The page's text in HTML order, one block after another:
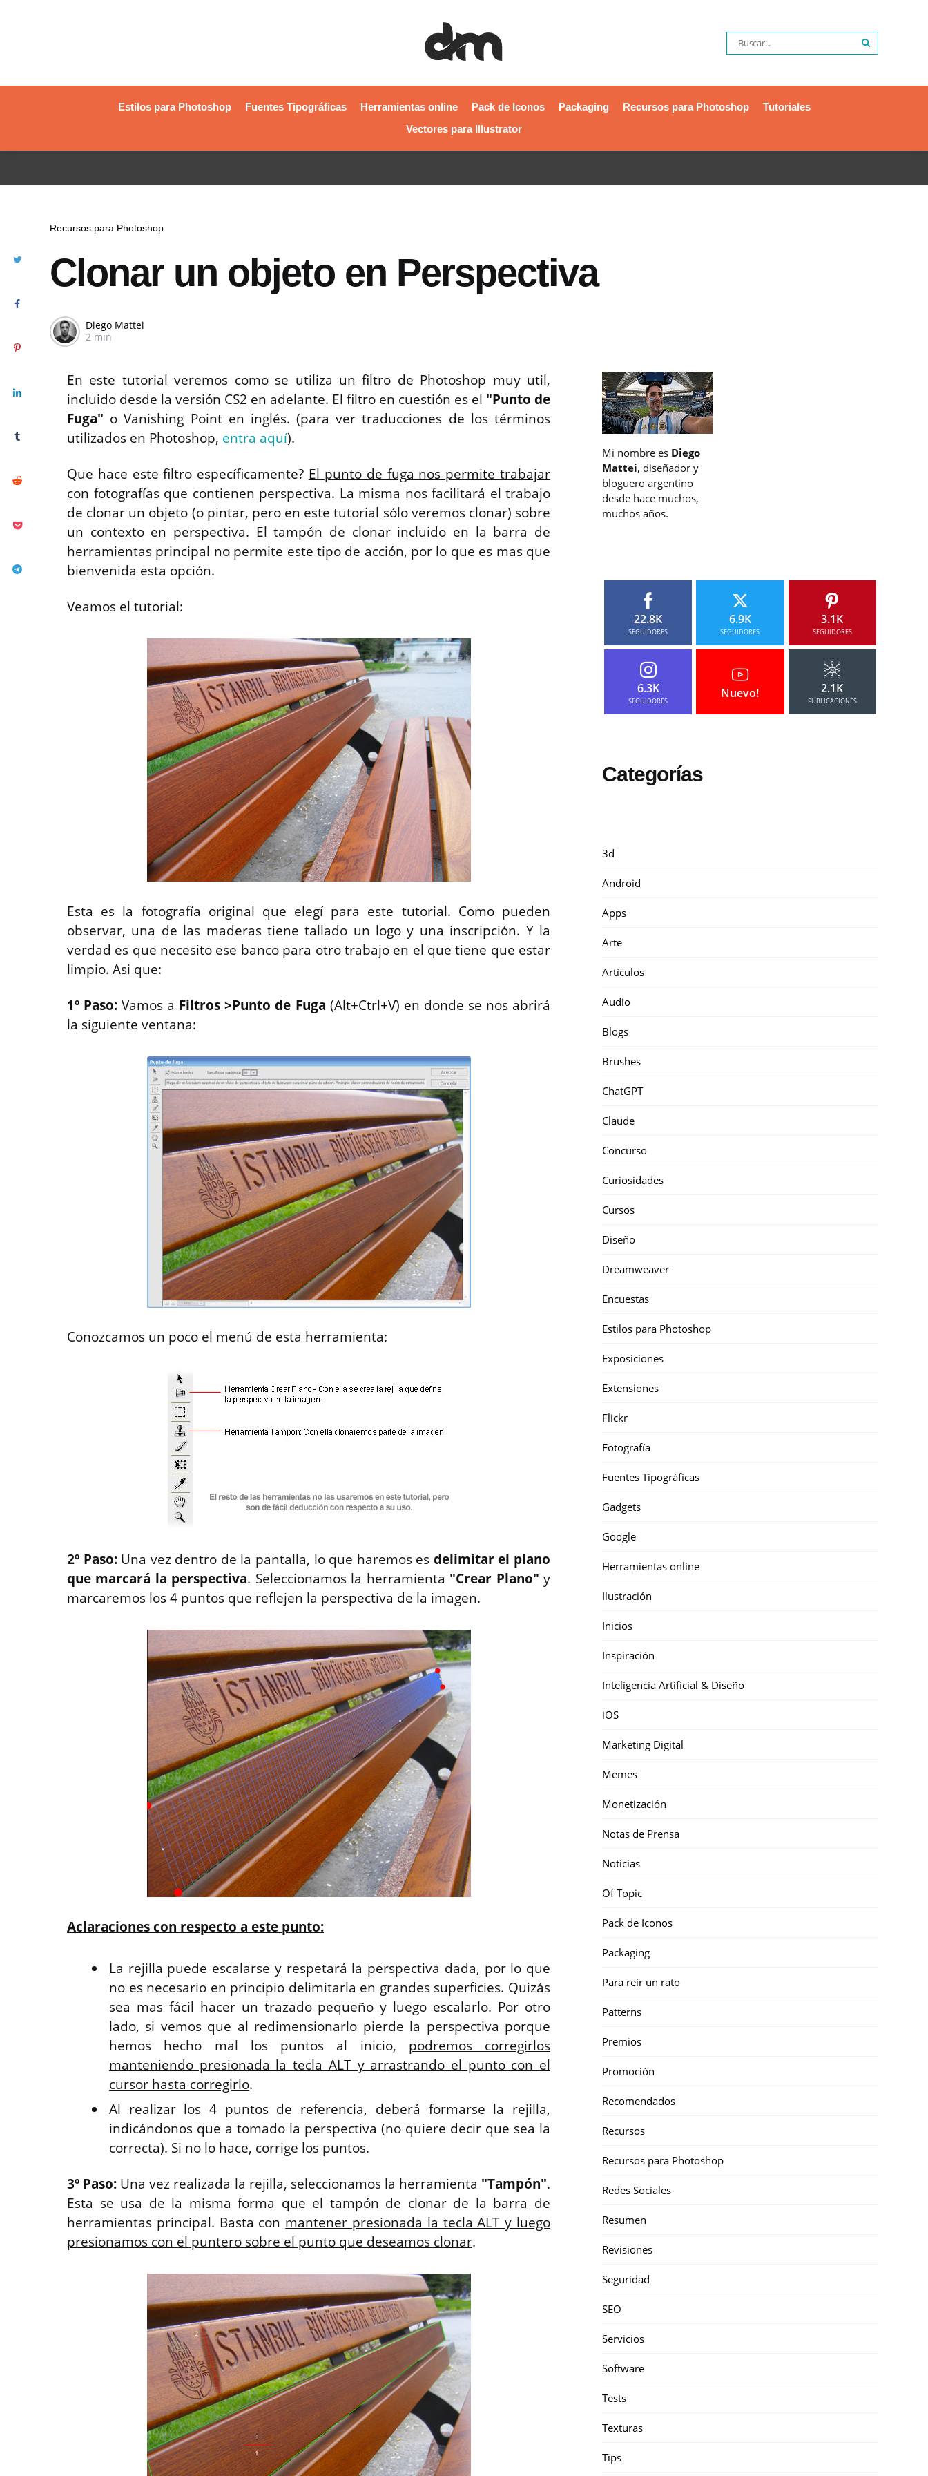
Estilos para Photoshop Fuentes Tipográficas Herramientas online Pack de Iconos Packaging Recursos para Photoshop
Tutoriales
Vectores para Illustrator
Recursos para Photoshop
Clonar un objeto en Perspectiva
Diego Mattei
2 min
En este tutorial veremos como se utiliza un filtro de Photoshop muy util,
incluido desde la versión CS2 en adelante. El filtro en cuestión es el "Punto de
Fuga" o Vanishing Point en inglés. (para ver traducciones de los términos
utilizados en Photoshop, entra aquí).
Que hace este filtro específicamente? El punto de fuga nos permite trabajar
con fotografías que contienen perspectiva. La misma nos facilitará el trabajo
de clonar un objeto (o pintar, pero en este tutorial sólo veremos clonar) sobre
un contexto en perspectiva. El tampón de clonar incluido en la barra de
herramientas principal no permite este tipo de acción, por lo que es mas que
bienvenida esta opción.
Veamos el tutorial:
Esta es la fotografía original que elegí para este tutorial. Como pueden
observar, una de las maderas tiene tallado un logo y una inscripción. Y la
verdad es que necesito ese banco para otro trabajo en el que tiene que estar
limpio. Asi que:
1º Paso: Vamos a Filtros >Punto de Fuga (Alt+Ctrl+V) en donde se nos abrirá
la siguiente ventana:
Conozcamos un poco el menú de esta herramienta:
2º Paso: Una vez dentro de la pantalla, lo que haremos es delimitar el plano
que marcará la perspectiva. Seleccionamos la herramienta "Crear Plano" y
marcaremos los 4 puntos que reflejen la perspectiva de la imagen.
Aclaraciones con respecto a este punto:
La rejilla puede escalarse y respetará la perspectiva dada, por lo que
no es necesario en principio delimitarla en grandes superficies. Quizás
sea mas fácil hacer un trazado pequeño y luego escalarlo. Por otro
lado, si vemos que al redimensionarlo pierde la perspectiva porque
hemos hecho mal los puntos al inicio, podremos corregirlos
manteniendo presionada la tecla ALT y arrastrando el punto con el
cursor hasta corregirlo.
Al realizar los 4 puntos de referencia, deberá formarse la rejilla,
indicándonos que a tomado la perspectiva (no quiere decir que sea la
correcta). Si no lo hace, corrige los puntos.
3º Paso: Una vez realizada la rejilla, seleccionamos la herramienta "Tampón".
Esta se usa de la misma forma que el tampón de clonar de la barra de
herramientas principal. Basta con mantener presionada la tecla ALT y luego
presionamos con el puntero sobre el punto que deseamos clonar.
Mi nombre es Diego
Mattei, diseñador y
bloguero argentino
desde hace muchos,
muchos años.
22.8K
SEGUIDORES
6.9K
SEGUIDORES
3.1K
SEGUIDORES
6.3K
SEGUIDORES
Nuevo! 2.1K
PUBLICACIONES
Categorías
3d
Android
Apps
Arte
Artículos
Audio
Blogs
Brushes
ChatGPT
Claude
Concurso
Curiosidades
Cursos
Diseño
Dreamweaver
Encuestas
Estilos para Photoshop
Exposiciones
Extensiones
Flickr
Fotografía
Fuentes Tipográficas
Gadgets
Google
Herramientas online
Ilustración
Inicios
Inspiración
Inteligencia Artificial & Diseño
iOS
Marketing Digital
Memes
Monetización
Notas de Prensa
Noticias
Of Topic
Pack de Iconos
Packaging
Para reir un rato
Patterns
Premios
Promoción
Recomendados
Recursos
Recursos para Photoshop
Redes Sociales
Resumen
Revisiones
Seguridad
SEO
Servicios
Software
Tests
Texturas
Tips